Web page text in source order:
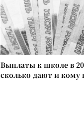
Выплаты к школе в
сколько дают и